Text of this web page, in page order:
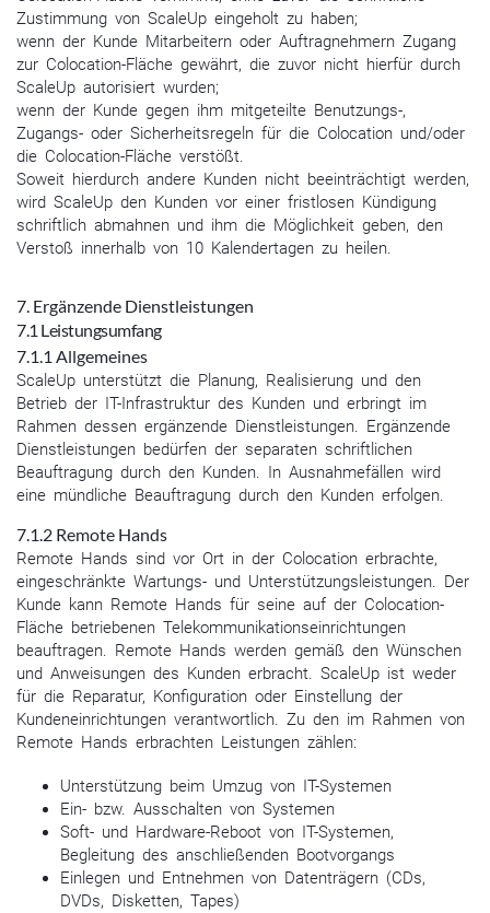
Zustimmung von ScaleUp eingeholt zu haben;
wenn der Kunde Mitarbeitern oder Auftragnehmern Zugang
zur Colocation-Fläche gewährt, die zuvor nicht hierfür durch
ScaleUp autorisiert wurden;
wenn der Kunde gegen ihm mitgeteilte Benutzungs-,
Zugangs- oder Sicherheitsregeln für die Colocation und/oder
die Colocation-Fläche verstößt.
Soweit hierdurch andere Kunden nicht beeinträchtigt werden,
wird ScaleUp den Kunden vor einer fristlosen Kündigung
schriftlich abmahnen und ihm die Möglichkeit geben, den
Verstoß innerhalb von 10 Kalendertagen zu heilen.
7. Ergänzende Dienstleistungen
7.1 Leistungsumfang
7.1.1 Allgemeines
ScaleUp unterstützt die Planung, Realisierung und den
Betrieb der IT-Infrastruktur des Kunden und erbringt im
Rahmen dessen ergänzende Dienstleistungen. Ergänzende
Dienstleistungen bedürfen der separaten schriftlichen
Beauftragung durch den Kunden. In Ausnahmefällen wird
eine mündliche Beauftragung durch den Kunden erfolgen.
7.1.2 Remote Hands
Remote Hands sind vor Ort in der Colocation erbrachte,
eingeschränkte Wartungs- und Unterstützungsleistungen. Der
Kunde kann Remote Hands für seine auf der Colocation-
Fläche betriebenen Telekommunikationseinrichtungen
beauftragen. Remote Hands werden gemäß den Wünschen
und Anweisungen des Kunden erbracht. ScaleUp ist weder
für die Reparatur, Konfiguration oder Einstellung der
Kundeneinrichtungen verantwortlich. Zu den im Rahmen von
Remote Hands erbrachten Leistungen zählen:
Unterstützung beim Umzug von IT-Systemen
Ein- bzw. Ausschalten von Systemen
Soft- und Hardware-Reboot von IT-Systemen,
Begleitung des anschließenden Bootvorgangs
Einlegen und Entnehmen von Datenträgern (CDs,
DVDs, Disketten, Tapes)